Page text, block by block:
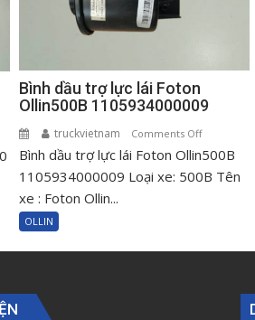
Bình dầu trợ lực lái Foton
Ollin500B 1105934000009
truckvietnam Comments Offon
Bình
dầu
Foton
Bình dầu trợ lực lái Foton Ollin500B
1105934000009 Loại xe: 500B Tên
xe : Foton Ollin...
OLLIN